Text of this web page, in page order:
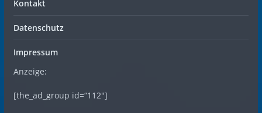
Kontakt
Datenschutz
Impressum
Anzeige:
[the_ad_group id=“112″]